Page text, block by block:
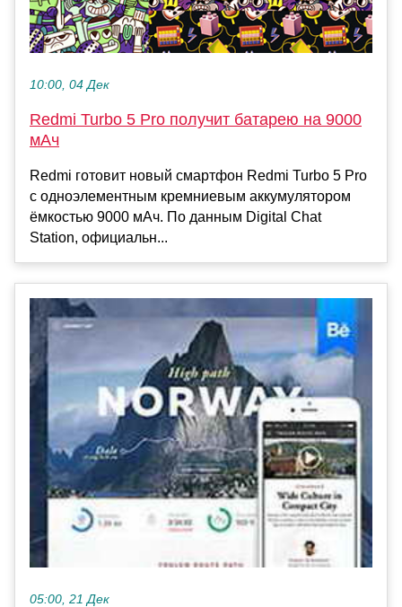
10:00, 04 Дек
Redmi Turbo 5 Pro получит батарею на 9000
мАч
Redmi готовит новый смартфон Redmi Turbo 5 Pro
с одноэлементным кремниевым аккумулятором
ёмкостью 9000 мАч. По данным Digital Chat
Station, официальн...
05:00, 21 Дек